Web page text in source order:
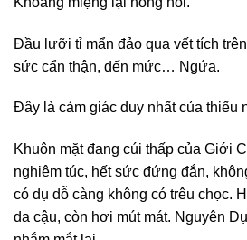
Đầu lưỡi tỉ mẩn đảo qua vết tích
sức cẩn thận, đến mức… Ngứa.
Đây là cảm giác duy nhất của thiếu
Khuôn mặt đang cúi thấp của Giới
nghiêm túc, hết sức đứng đắn,
có dụ dỗ càng không có trêu chọc.
da cậu, còn hơi mút mát. Nguyên